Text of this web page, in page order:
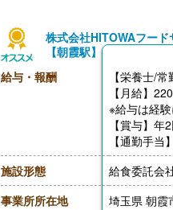
株式会社HITOWAフー
【朝霞駅】
給与・報酬
【栄養士/
【月給】
※給与は経
【賞与】
【通勤手当
※公共交通
【昇給】あ
【退職金】
施設形態
給食委託会
事業所所在地
埼玉県 朝霞